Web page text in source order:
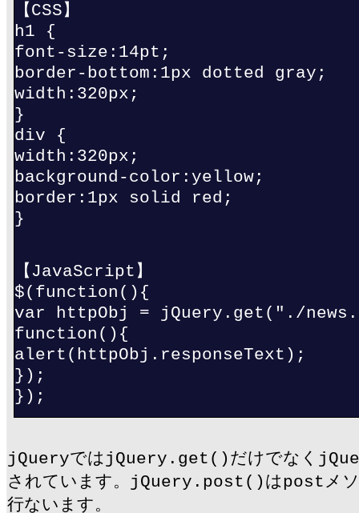
【CSS】
h1 {
font-size:14pt;
border-bottom:1px dotted gray;
width:320px;
}
div {
width:320px;
background-color:yellow;
border:1px solid red;
}
【JavaScript】
$(function(){
var httpObj = jQuery.get("./
function(){
alert(httpObj.responseText);
});
});
jQueryではjQuery.get()だけでなく
されています。jQuery.post()はpostメソ
行ないます。